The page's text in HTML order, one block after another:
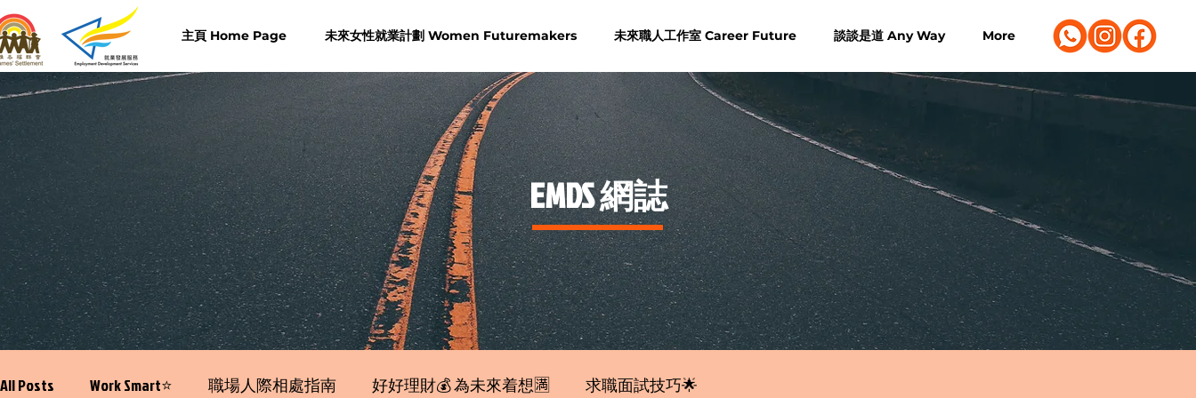
主頁 Home Page 未來女性就業計劃 Women Futuremakers 未來職人工作室 Career Future 談談是道 Any Way More
​EMDS 網誌
All Posts Work Smart⭐️ 職場人際相處指南 好好理財💰 為未來着想🈵 求職面試技巧🌟